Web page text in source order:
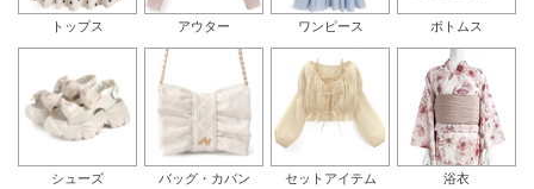
トップス アウター ワンピース ボトムス
シューズ バッグ・カバン セットアイテム 浴衣